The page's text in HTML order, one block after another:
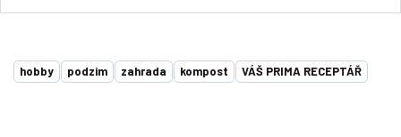
hobby podzim zahrada kompost VÁŠ PRIMA RECEPTÁŘ